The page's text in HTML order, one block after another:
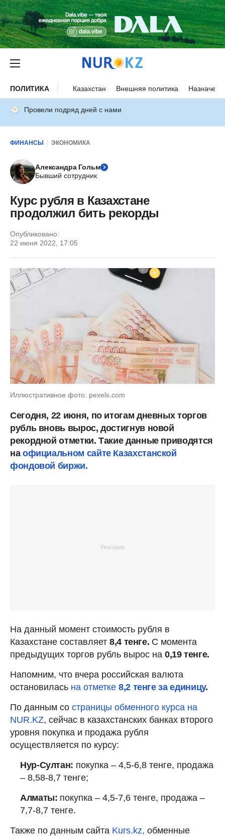
ПОЛИТИКА Казахстан Внешняя политика
Провели подряд дней с нами
ФИНАНСЫ ЭКОНОМИКА
Александра Гольм
Бывший сотрудник
Курс рубля в Казахстане
продолжил бить рекорды
Опубликовано:
22 июня 2022, 17:05
Иллюстративное фото: pexels.com
Сегодня, 22 июня, по итогам дневных торгов
рубль вновь вырос, достигнув новой
рекордной отметки. Такие данные приводятся
на официальном сайте Казахстанской
фондовой биржи.
На данный момент стоимость рубля в
Казахстане составляет 8,4 тенге. С момента
предыдущих торгов рубль вырос на 0,19 тенге.
Напомним, что вчера российская валюта
остановилась на отметке 8,2 тенге за единицу.
По данным со страницы обменного курса на
NUR.KZ, сейчас в казахстанских банках второго
уровня покупка и продажа рубля
осуществляется по курсу:
Нур-Султан: покупка – 4,5-6,8 тенге, продажа
– 8,58-8,7 тенге;
Алматы: покупка – 4,5-7,6 тенге, продажа –
7,7-8,7 тенге.
Также по данным сайта Kurs.kz, обменные